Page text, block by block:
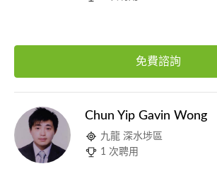
免費諮詢
Chun Yip Gavin Wong
九龍 深水埗區
1 次聘用